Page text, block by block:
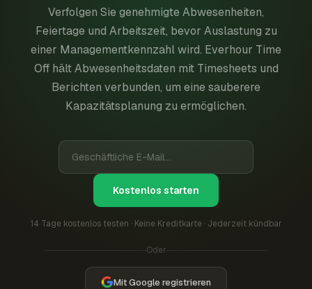
Verfolgen Sie genehmigte Abwesenheiten,
Feiertage und Arbeitszeit, bevor Auslastung zu
einer Managementkennzahl wird. Everhour Time
Off hält Abwesenheitsdaten mit Timesheets und
Berichten verbunden, um eine sauberere
Kapazitätsplanung zu ermöglichen.
Kostenlos starten
14 Tage kostenlos testen · Keine Kreditkarte · Jederzeit kündbar
Oder
Mit Google registrieren